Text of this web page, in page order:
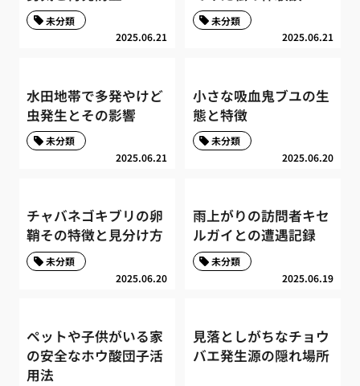
2025.06.21
未分類
2025.06.21
未分類
水田地帯で多発やけど
虫発生とその影響
2025.06.21
未分類
小さな吸血鬼ブユの生
態と特徴
2025.06.20
未分類
チャバネゴキブリの卵
鞘その特徴と見分け方
2025.06.20
未分類
雨上がりの訪問者キセ
ルガイとの遭遇記録
2025.06.19
未分類
ペットや子供がいる家
の安全なホウ酸団子活
用法
見落としがちなチョウ
バエ発生源の隠れ場所